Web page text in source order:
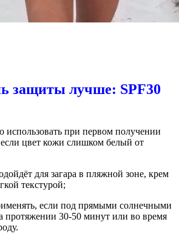
защиты лучше: SPF30
использовать при первом получении
цвет кожи слишком белый от
для загара в пляжной зоне, крем
текстурой;
если под прямыми солнечными
протяжении 30-50 минут или во время